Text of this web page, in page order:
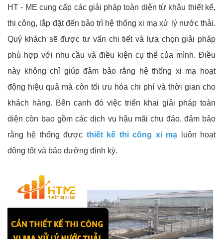
HT - ME cung cấp các giải pháp toàn diện từ khâu thiết kế,
thi công, lắp đặt đến bảo trì hệ thống xi mạ xử lý nước thải.
Quý khách sẽ được tư vấn chi tiết và lựa chọn giải pháp
phù hợp với nhu cầu và điều kiện cụ thể của mình. Điều
này không chỉ giúp đảm bảo rằng hệ thống xi mạ hoạt
động hiệu quả mà còn tối ưu hóa chi phí và thời gian cho
khách hàng. Bên cạnh đó việc triển khai giải pháp toàn
diện còn bao gồm các dịch vụ hậu mãi chu đáo, đảm bảo
rằng hệ thống được thiết kế thi công xi mạ luôn hoạt
động tốt và bảo dưỡng định kỳ.